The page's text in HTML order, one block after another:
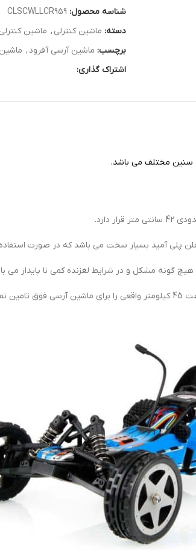
شناسه محصول: CLSCWLLCR959
دسته: ماشین کنترلی , ماشین
برچسب: ماشین آرسی آفرود,
اشتراک گذاری:
پلی آمید بسیار سخت می باشد که در صورت
گونه مشکل و در شرایط لغزنده کمی نا پایدار می